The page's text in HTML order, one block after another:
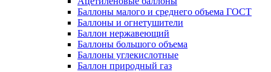
Баллоны малого и среднего объема ГОСТ
Баллоны и огнетушители
Баллон нержавеющий
Баллоны большого объема
Баллоны углекислотные
Баллон природный газ